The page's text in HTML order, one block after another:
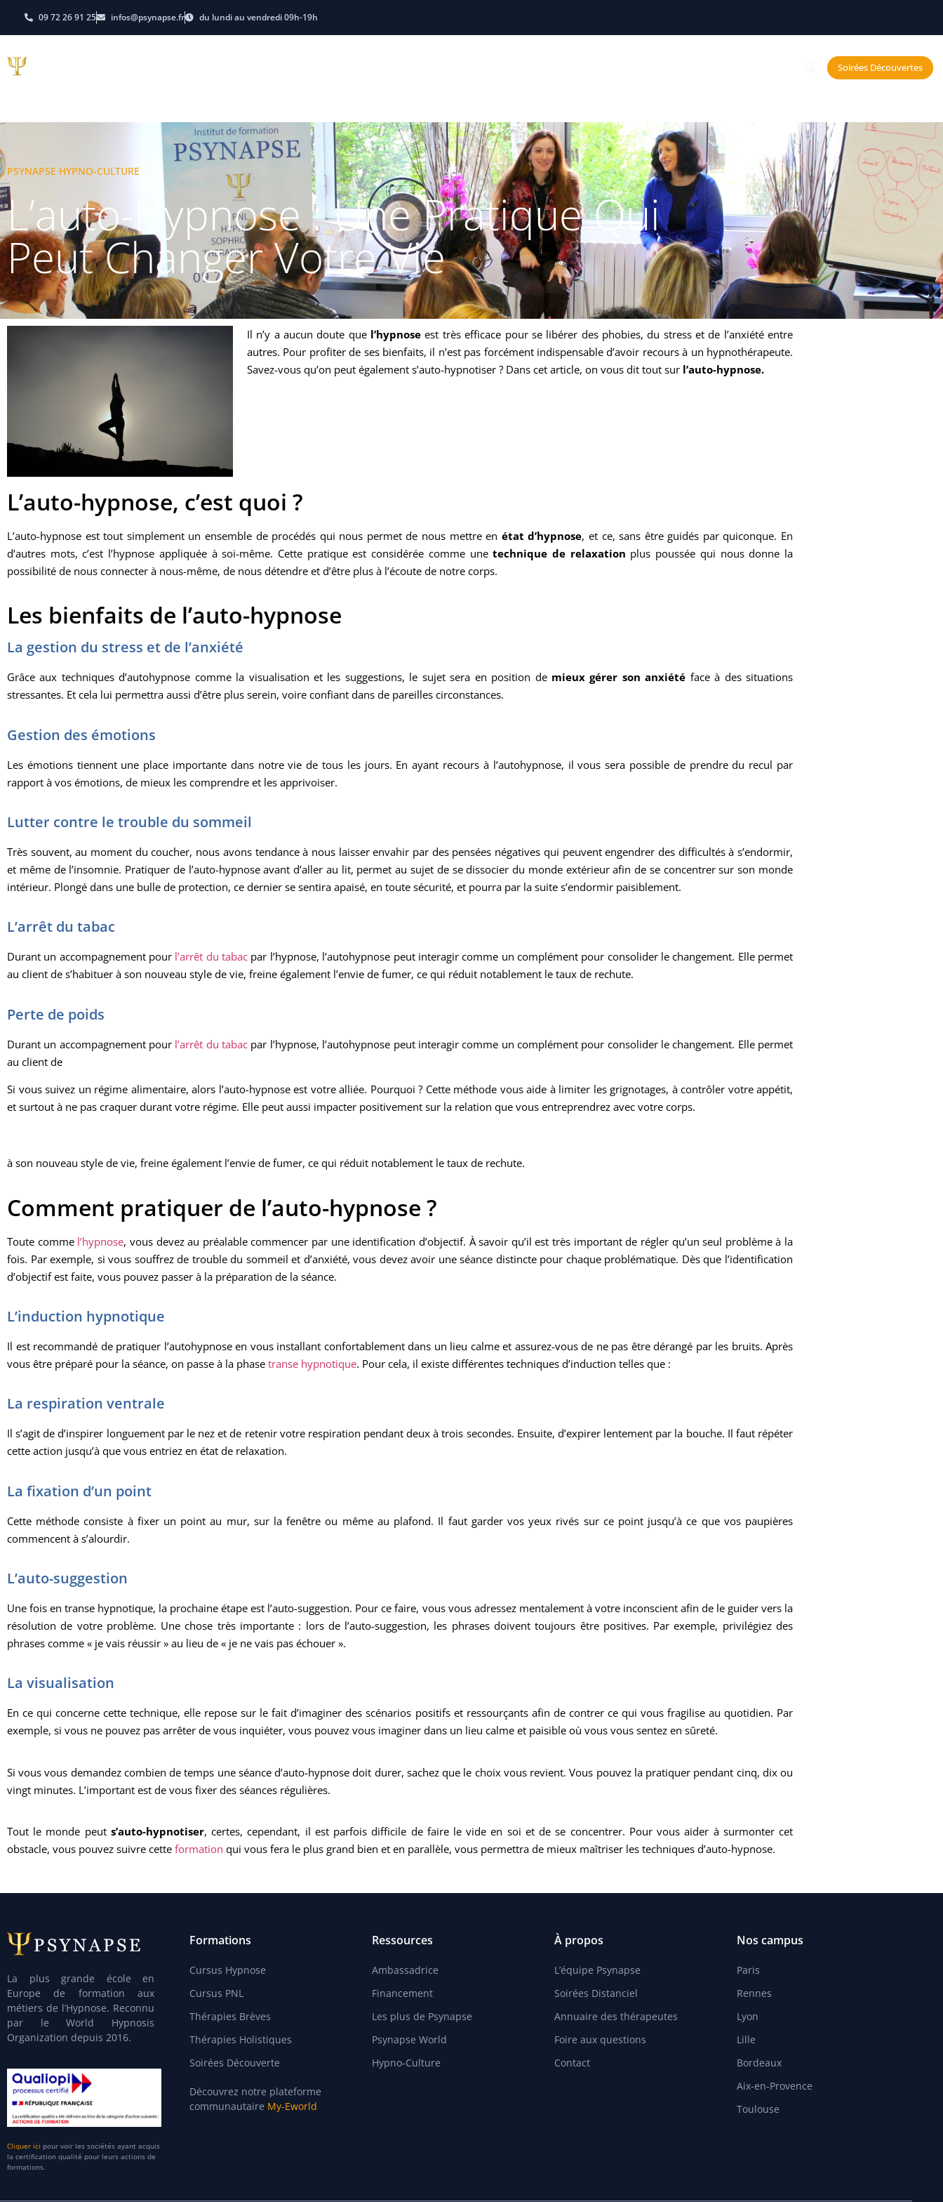
09 72 26 91 25 infos@psynapse.fr du lundi au vendredi 09h-19h
Soirées Découvertes
PSYNAPSE HYPNO-CULTURE
L’auto-Hypnose : Une Pratique Qui
Peut Changer Votre Vie
Il n’y a aucun doute que l’hypnose est très efficace pour se libérer des phobies, du stress et de l’anxiété entre
autres. Pour profiter de ses bienfaits, il n’est pas forcément indispensable d’avoir recours à un hypnothérapeute.
Savez-vous qu’on peut également s’auto-hypnotiser ? Dans cet article, on vous dit tout sur l’auto-hypnose.
L’auto-hypnose, c’est quoi ?
L’auto-hypnose est tout simplement un ensemble de procédés qui nous permet de nous mettre en état d’hypnose, et ce, sans être guidés par quiconque. En
d’autres mots, c’est l’hypnose appliquée à soi-même. Cette pratique est considérée comme unetechnique de relaxation plus poussée qui nous donne la
possibilité de nous connecter à nous-même, de nous détendre et d’être plus à l’écoute de notre corps.
Les bienfaits de l’auto-hypnose
La gestion du stress et de l’anxiété
Grâce aux techniques d’autohypnose comme la visualisation et les suggestions, le sujet sera en position de mieux gérer son anxiété face à des situations
stressantes. Et cela lui permettra aussi d’être plus serein, voire confiant dans de pareilles circonstances.
Gestion des émotions
Les émotions tiennent une place importante dans notre vie de tous les jours. En ayant recours à l’autohypnose, il vous sera possible de prendre du recul par
rapport à vos émotions, de mieux les comprendre et les apprivoiser.
Lutter contre le trouble du sommeil
Très souvent, au moment du coucher, nous avons tendance à nous laisser envahir par des pensées négatives qui peuvent engendrer des difficultés à s’endormir,
et même de l’insomnie. Pratiquer de l’auto-hypnose avant d’aller au lit, permet au sujet de se dissocier du monde extérieur afin de se concentrer sur son monde
intérieur. Plongé dans une bulle de protection, ce dernier se sentira apaisé, en toute sécurité, et pourra par la suite s’endormir paisiblement.
L’arrêt du tabac
Durant un accompagnement pour l’arrêt du tabac par l’hypnose, l’autohypnose peut interagir comme un complément pour consolider le changement. Elle permet
au client de s’habituer à son nouveau style de vie, freine également l’envie de fumer, ce qui réduit notablement le taux de rechute.
Perte de poids
Durant un accompagnement pour l’arrêt du tabac par l’hypnose, l’autohypnose peut interagir comme un complément pour consolider le changement. Elle permet
au client de
Si vous suivez un régime alimentaire, alors l’auto-hypnose est votre alliée. Pourquoi ? Cette méthode vous aide à limiter les grignotages, à contrôler votre appétit,
et surtout à ne pas craquer durant votre régime. Elle peut aussi impacter positivement sur la relation que vous entreprendrez avec votre corps.
à son nouveau style de vie, freine également l’envie de fumer, ce qui réduit notablement le taux de rechute.
Comment pratiquer de l’auto-hypnose ?
Toute comme l’hypnose, vous devez au préalable commencer par une identification d’objectif. À savoir qu’il est très important de régler qu’un seul problème à la
fois. Par exemple, si vous souffrez de trouble du sommeil et d’anxiété, vous devez avoir une séance distincte pour chaque problématique. Dès que l’identification
d’objectif est faite, vous pouvez passer à la préparation de la séance.
L’induction hypnotique
Il est recommandé de pratiquer l’autohypnose en vous installant confortablement dans un lieu calme et assurez-vous de ne pas être dérangé par les bruits. Après
vous être préparé pour la séance, on passe à la phase transe hypnotique. Pour cela, il existe différentes techniques d’induction telles que :
La respiration ventrale
Il s’agit de d’inspirer longuement par le nez et de retenir votre respiration pendant deux à trois secondes. Ensuite, d’expirer lentement par la bouche. Il faut répéter
cette action jusqu’à que vous entriez en état de relaxation.
La fixation d’un point
Cette méthode consiste à fixer un point au mur, sur la fenêtre ou même au plafond. Il faut garder vos yeux rivés sur ce point jusqu’à ce que vos paupières
commencent à s’alourdir.
L’auto-suggestion
Une fois en transe hypnotique, la prochaine étape est l’auto-suggestion. Pour ce faire, vous vous adressez mentalement à votre inconscient afin de le guider vers la
résolution de votre problème. Une chose très importante : lors de l’auto-suggestion, les phrases doivent toujours être positives. Par exemple, privilégiez des
phrases comme « je vais réussir » au lieu de « je ne vais pas échouer ».
La visualisation
En ce qui concerne cette technique, elle repose sur le fait d’imaginer des scénarios positifs et ressourçants afin de contrer ce qui vous fragilise au quotidien. Par
exemple, si vous ne pouvez pas arrêter de vous inquiéter, vous pouvez vous imaginer dans un lieu calme et paisible où vous vous sentez en sûreté.
Si vous vous demandez combien de temps une séance d’auto-hypnose doit durer, sachez que le choix vous revient. Vous pouvez la pratiquer pendant cinq, dix ou
vingt minutes. L’important est de vous fixer des séances régulières.
Tout le monde peut s’auto-hypnotiser, certes, cependant, il est parfois difficile de faire le vide en soi et de se concentrer. Pour vous aider à surmonter cet
obstacle, vous pouvez suivre cette formation qui vous fera le plus grand bien et en parallèle, vous permettra de mieux maîtriser les techniques d’auto-hypnose.
La plus grande école en
Europe de formation aux
métiers de l’Hypnose. Reconnu
par le World Hypnosis
Organization depuis 2016.
Cliquer ici pour voir les sociétés ayant acquis
la certification qualité pour leurs actions de
formations.
Formations
Cursus Hypnose
Cursus PNL
Thérapies Brèves
Thérapies Holistiques
Soirées Découverte
Découvrez notre plateforme
communautaire My-Eworld
Ressources
Ambassadrice
Financement
Les plus de Psynapse
Psynapse World
Hypno-Culture
À propos
L’équipe Psynapse
Soirées Distanciel
Annuaire des thérapeutes
Foire aux questions
Contact
Nos campus
Paris
Rennes
Lyon
Lille
Bordeaux
Aix-en-Provence
Toulouse